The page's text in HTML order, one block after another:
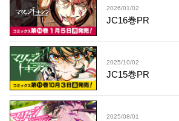
2026/01/02
JC16巻PR
2025/10/02
JC15巻PR
2025/08/01